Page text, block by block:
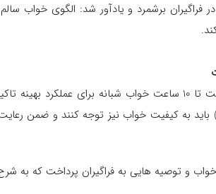
در فراگیران برشمرد و یادآور شد: الگوی خواب
امامی با اشاره به نیاز اغلب نوجوانان به هشت تا 10 ساعت خواب
به کیفیت خواب نیز توجه کنند و ضمن
و توصیه هایی به فراگیران پرداخت که به